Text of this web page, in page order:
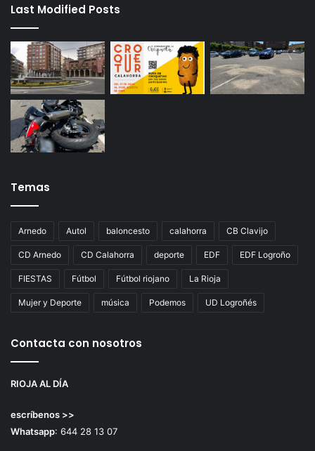
Last Modified Posts
Temas
Arnedo Autol baloncesto calahorra CB Clavijo
CD Arnedo CD Calahorra deporte EDF EDF Logroño
FIESTAS Fútbol Fútbol riojano La Rioja
Mujer y Deporte música Podemos UD Logroñés
Contacta con nosotros
RIOJA AL DÍA
escríbenos >>
Whatsapp: 644 28 13 07